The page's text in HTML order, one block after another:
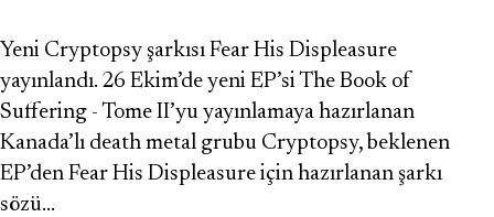
Yeni Cryptopsy şarkısı Fear His Displeasure
yayınlandı. 26 Ekim’de yeni EP’si The Book of
Suffering - Tome II’yu yayınlamaya hazırlanan
Kanada’lı death metal grubu Cryptopsy, beklenen
EP’den Fear His Displeasure için hazırlanan şarkı
sözü…